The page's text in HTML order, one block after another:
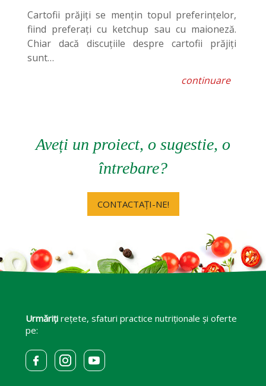
Cartofii prăjiți se mențin topul preferințelor,
fiind preferați cu ketchup sau cu maioneză.
Chiar dacă discuțiile despre cartofii prăjiți
sunt…
continuare
Aveți un proiect, o sugestie, o
întrebare?
CONTACTAȚI-NE!
Urmărițirețete, sfaturi practice nutriționale și oferte
pe: